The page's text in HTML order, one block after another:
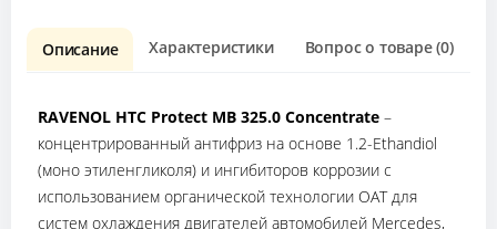
Описание Характеристики Вопрос о товаре (0)
RAVENOL HTC Protect MB 325.0 Concentrate –
концентрированный антифриз на основе 1.2-Ethandiol
(моно этиленгликоля) и ингибиторов коррозии с
использованием органической технологии OAT для
систем охлаждения двигателей автомобилей Mercedes,